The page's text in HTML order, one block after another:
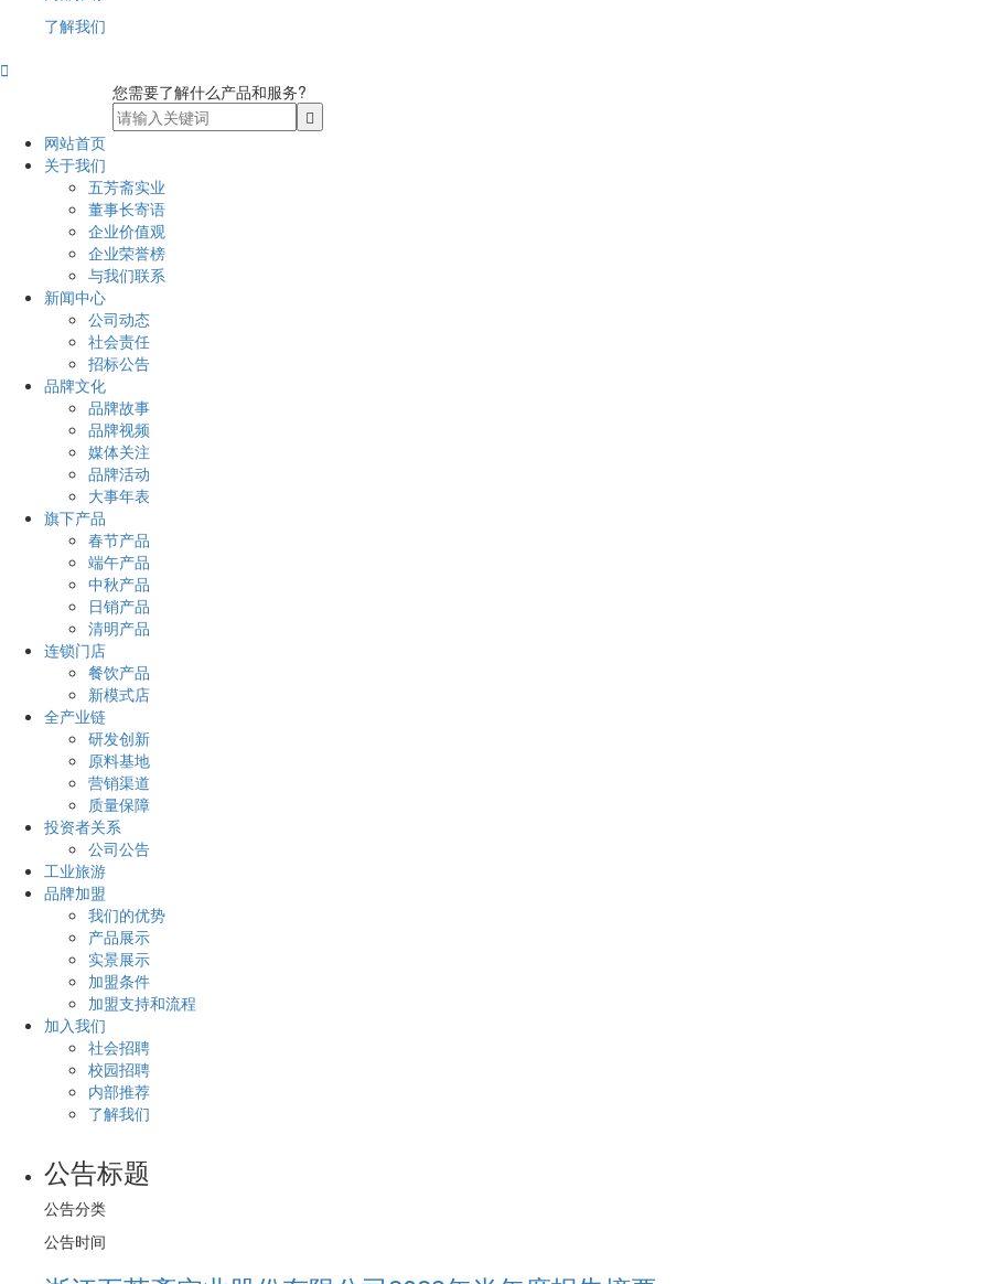
了解我们

您需要了解什么产品和服务?
网站首页
关于我们
五芳斋实业
董事长寄语
企业价值观
企业荣誉榜
与我们联系
新闻中心
公司动态
社会责任
招标公告
品牌文化
品牌故事
品牌视频
媒体关注
品牌活动
大事年表
旗下产品
春节产品
端午产品
中秋产品
日销产品
清明产品
连锁门店
餐饮产品
新模式店
全产业链
研发创新
原料基地
营销渠道
质量保障
投资者关系
公司公告
工业旅游
品牌加盟
我们的优势
产品展示
实景展示
加盟条件
加盟支持和流程
加入我们
社会招聘
校园招聘
内部推荐
了解我们
公告标题
公告分类
公告时间